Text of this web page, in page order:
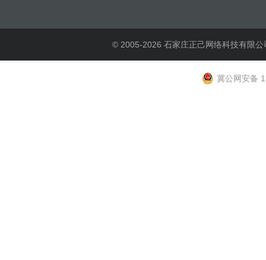
© 2005-2026 石家庄正己网络科技有限
冀公网安备